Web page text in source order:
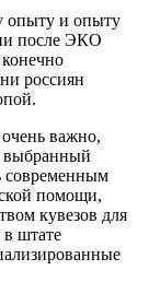
опыту и опыту
после ЭКО
россиян
важно,
выбранный
современным
помощи,
кувезов для
штате